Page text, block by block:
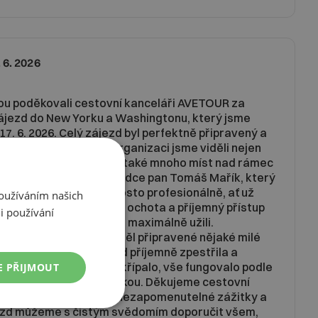
6. 2026
poděkovali cestovní kanceláři AVETOUR za
do New Yorku a Washingtonu, který jsme
6. 2026. Celý zájezd byl perfektně připravený a
Díky výborné organizaci jsme viděli nejen
a zajímavosti, ale také mnoho míst nad rámec
na tom měl náš průvodce pan Tomáš Mařík, který
provedl naprosto profesionálně, ať už
znalosti, zkušenosti, ochota a příjemný přístup
že jsme si celý pobyt maximálně užili.
každý den pro nás měl připravené nějaké milé
navíc, která zájezd příjemně zpestřila a
Nikde nic nezaskřípalo, vše fungovalo podle
se cítili v dobrých rukou. Děkujeme cestovní
Tomáši Maříkovi za nezapomenutelné zážitky a
můžeme s čistým svědomím doporučit všem,
našich
používání
PŘIJMOUT